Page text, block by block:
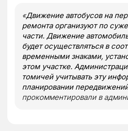
«Движение автобусов на
ремонта организуют по
части. Движение
будет осуществляться в
временными знаками,
этом участке.
томичей учитывать эту
планировании
прокомментировали в